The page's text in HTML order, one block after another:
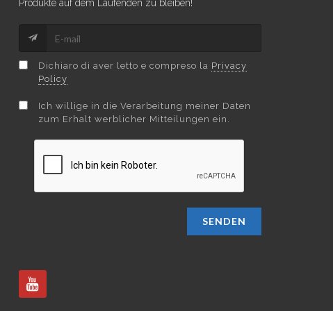
Produkte auf dem Laufenden zu bleiben!
Dichiaro di aver letto e compreso la Privacy
Policy
Ich willige in die Verarbeitung meiner Daten
zum Erhalt werblicher Mitteilungen ein.
SENDEN